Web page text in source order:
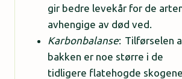
gir bedre levekår for de
avhengige av død ved.
Karbonbalanse: Tilførselen
bakken er noe større i de
tidligere flatehogde